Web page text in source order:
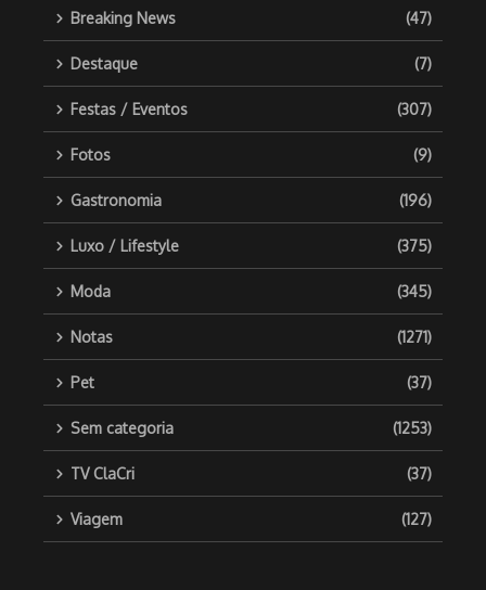
Breaking News (47)
Destaque (7)
Festas / Eventos (307)
Fotos (9)
Gastronomia (196)
Luxo / Lifestyle (375)
Moda (345)
Notas (1271)
Pet (37)
Sem categoria (1253)
TV ClaCri (37)
Viagem (127)